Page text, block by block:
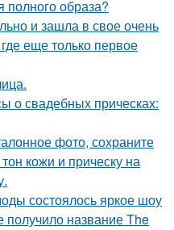
полного образа?
и зашла в свое очень
еще только первое
о свадебных прическах:
фото, сохраните
кожи и прическу на
состоялось яркое шоу
получило название The